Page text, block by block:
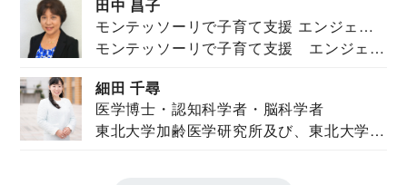
田中 昌子
モンテッソーリで子育て支援 エンジェル
ズハウス研究所所長
モンテッソーリで子育て支援 エンジェル
細田 千尋
医学博士・認知科学者・脳科学者
東北大学加齢医学研究所及び、東北大学大